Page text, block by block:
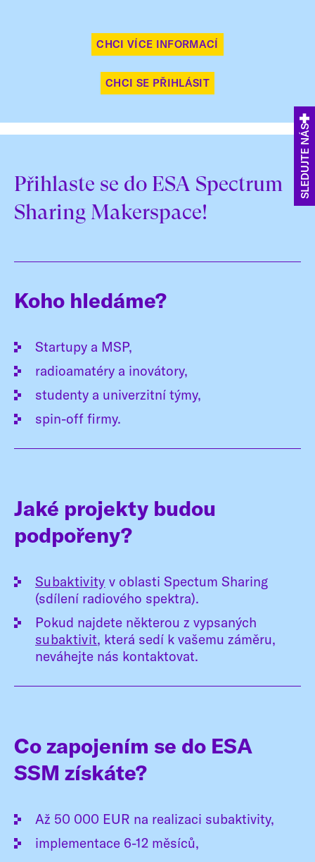
CHCI VÍCE INFORMACÍ
CHCI SE PŘIHLÁSIT
Přihlaste se do ESA Spectrum
Sharing Makerspace!
Koho hledáme?
Startupy a MSP,
radioamatéry a inovátory,
studenty a univerzitní týmy,
spin-off firmy.
Jaké projekty budou
podpořeny?
Subaktivity v oblasti Spectum Sharing
(sdílení radiového spektra).
Pokud najdete některou z vypsaných
subaktivit, která sedí k vašemu záměru,
neváhejte nás kontaktovat.
Co zapojením se do ESA
SSM získáte?
Až 50 000 EUR na realizaci subaktivity,
implementace 6-12 měsíců,
SLEDUJTE NÁS